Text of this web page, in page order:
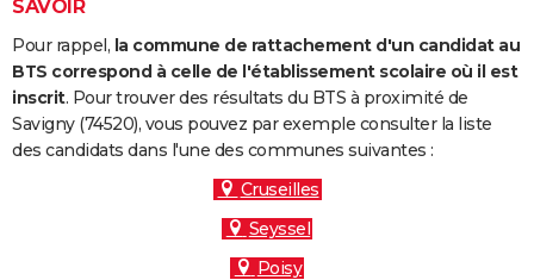
Dictionnaire
Biographies
Citations
Expressions
Proverbes
PROGRAMME TV
COPAINS D'AVANT
S'inscrire
Se connecter
Lycées
Collèges
Primaires
Universités
Entreprises
Service militaire
Avis de recherche
AVIS DE DÉCÈS
SAVOIR
Pour rappel, la commune de rattachement d'un candidat au
BTS correspond à celle de l'établissement scolaire où il est
inscrit. Pour trouver des résultats du BTS à proximité de
Savigny (74520), vous pouvez par exemple consulter la liste
des candidats dans l'une des communes suivantes :
Cruseilles
Seyssel
Poisy